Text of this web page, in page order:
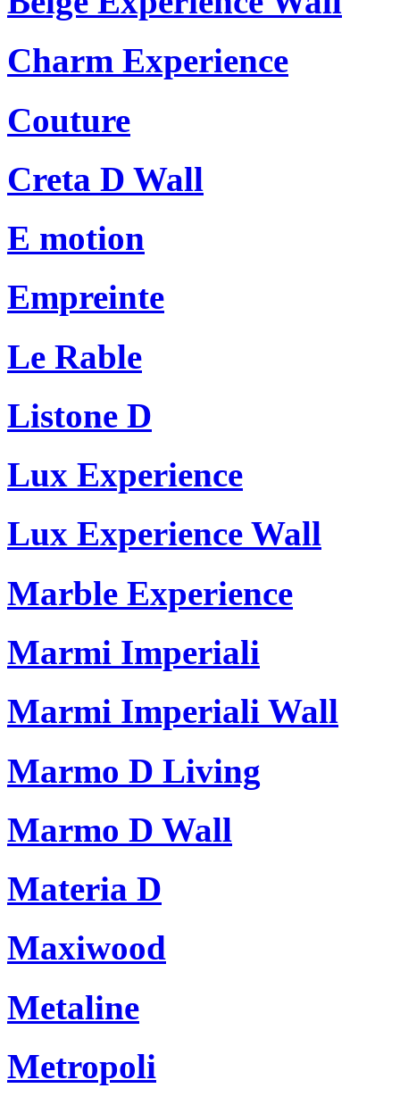
Charm Experience
Couture
Creta D Wall
E motion
Empreinte
Le Rable
Listone D
Lux Experience
Lux Experience Wall
Marble Experience
Marmi Imperiali
Marmi Imperiali Wall
Marmo D Living
Marmo D Wall
Materia D
Maxiwood
Metaline
Metropoli